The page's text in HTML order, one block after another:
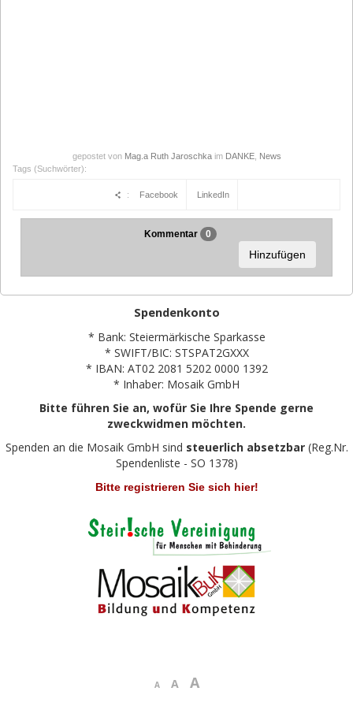
gepostet von Mag.a Ruth Jaroschkaim DANKE, News
Tags (Suchwörter):
: Facebook LinkedIn
Kommentar 0
Hinzufügen
Spendenkonto
* Bank: Steiermärkische Sparkasse
* SWIFT/BIC: STSPAT2GXXX
* IBAN: AT02 2081 5202 0000 1392
* Inhaber: Mosaik GmbH
Bitte führen Sie an, wofür Sie Ihre Spende gerne
zweckwidmen möchten.
Spenden an die Mosaik GmbH sind steuerlich absetzbar(Reg.Nr.
Spendenliste - SO 1378)
Bitte registrieren Sie sich hier!
A A A